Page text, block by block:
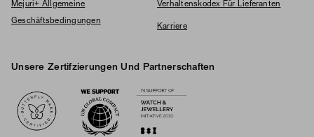
Mejuri+ Allgemeine
Geschäftsbedingungen
Verhaltenskodex Für Lieferanten
Karriere
Unsere Zertifzierungen Und Partnerschaften